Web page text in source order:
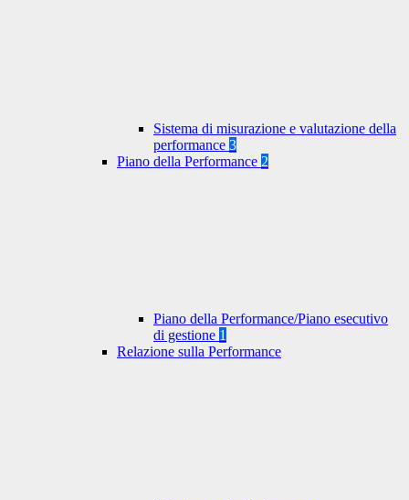
Sistema di misurazione e valutazione della
performance 3
Piano della Performance 2
Piano della Performance/Piano esecutivo
di gestione 1
Relazione sulla Performance